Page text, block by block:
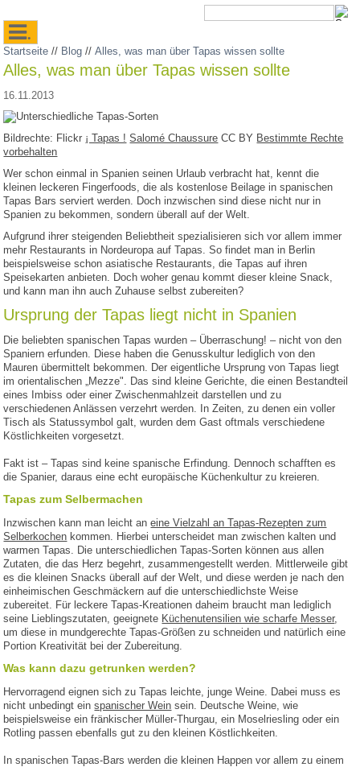
.
Startseite // Blog //Alles, was man über Tapas wissen sollte
Alles, was man über Tapas wissen sollte
16.11.2013
Bildrechte: Flickr ¡ Tapas ! Salomé Chaussure CC BY Bestimmte Rechte
vorbehalten
Wer schon einmal in Spanien seinen Urlaub verbracht hat, kennt die
kleinen leckeren Fingerfoods, die als kostenlose Beilage in spanischen
Tapas Bars serviert werden. Doch inzwischen sind diese nicht nur in
Spanien zu bekommen, sondern überall auf der Welt.
Aufgrund ihrer steigenden Beliebtheit spezialisieren sich vor allem immer
mehr Restaurants in Nordeuropa auf Tapas. So findet man in Berlin
beispielsweise schon asiatische Restaurants, die Tapas auf ihren
Speisekarten anbieten. Doch woher genau kommt dieser kleine Snack,
und kann man ihn auch Zuhause selbst zubereiten?
Ursprung der Tapas liegt nicht in Spanien
Die beliebten spanischen Tapas wurden – Überraschung! – nicht von den
Spaniern erfunden. Diese haben die Genusskultur lediglich von den
Mauren übermittelt bekommen. Der eigentliche Ursprung von Tapas liegt
im orientalischen „Mezze". Das sind kleine Gerichte, die einen Bestandteil
eines Imbiss oder einer Zwischenmahlzeit darstellen und zu
verschiedenen Anlässen verzehrt werden. In Zeiten, zu denen ein voller
Tisch als Statussymbol galt, wurden dem Gast oftmals verschiedene
Köstlichkeiten vorgesetzt.
Fakt ist – Tapas sind keine spanische Erfindung. Dennoch schafften es
die Spanier, daraus eine echt europäische Küchenkultur zu kreieren.
Tapas zum Selbermachen
Inzwischen kann man leicht aneine Vielzahl an Tapas-Rezepten zum
Selberkochen kommen. Hierbei unterscheidet man zwischen kalten und
warmen Tapas. Die unterschiedlichen Tapas-Sorten können aus allen
Zutaten, die das Herz begehrt, zusammengestellt werden. Mittlerweile gibt
es die kleinen Snacks überall auf der Welt, und diese werden je nach den
einheimischen Geschmäckern auf die unterschiedlichste Weise
zubereitet. Für leckere Tapas-Kreationen daheim braucht man lediglich
seine Lieblingszutaten, geeignete Küchenutensilien wie scharfe Messer,
um diese in mundgerechte Tapas-Größen zu schneiden und natürlich eine
Portion Kreativität bei der Zubereitung.
Was kann dazu getrunken werden?
Hervorragend eignen sich zu Tapas leichte, junge Weine. Dabei muss es
nicht unbedingt einspanischer Wein sein. Deutsche Weine, wie
beispielsweise ein fränkischer Müller-Thurgau, ein Moselriesling oder ein
Rotling passen ebenfalls gut zu den kleinen Köstlichkeiten.
In spanischen Tapas-Bars werden die kleinen Happen vor allem zu einem